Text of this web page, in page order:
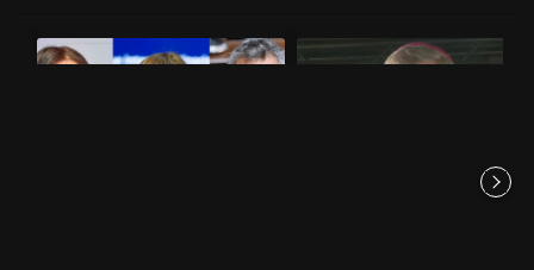
Un artículo de tendencia con el título "Por ahora, Milei mira hacia
Un artículo de tendencia con el